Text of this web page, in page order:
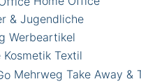
& Jugendliche
Werbeartikel
Kosmetik Textil
Mehrweg Take Away &